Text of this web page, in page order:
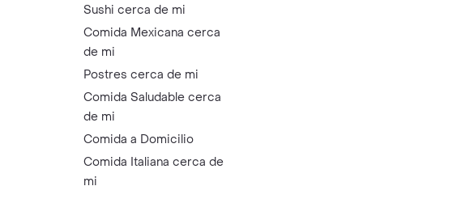
Sushi cerca de mi
Comida Mexicana cerca
de mi
Postres cerca de mi
Comida Saludable cerca
de mi
Comida a Domicilio
Comida Italiana cerca de
mi